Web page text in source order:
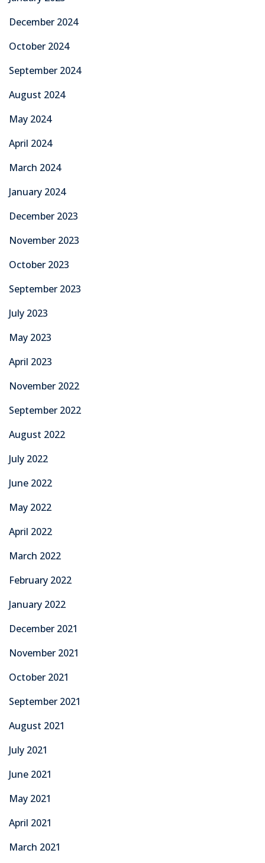
December 2024
October 2024
September 2024
August 2024
May 2024
April 2024
March 2024
January 2024
December 2023
November 2023
October 2023
September 2023
July 2023
May 2023
April 2023
November 2022
September 2022
August 2022
July 2022
June 2022
May 2022
April 2022
March 2022
February 2022
January 2022
December 2021
November 2021
October 2021
September 2021
August 2021
July 2021
June 2021
May 2021
April 2021
March 2021